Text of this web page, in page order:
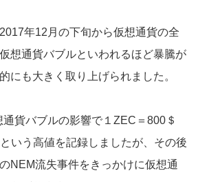
年12月の下旬から仮想通貨の全
想通貨バブルといわれるほど暴騰が
にも大きく取り上げられました。
貨バブルの影響で１ZEC＝800＄
いう高値を記録しましたが、その後
NEM流失事件をきっかけに仮想通